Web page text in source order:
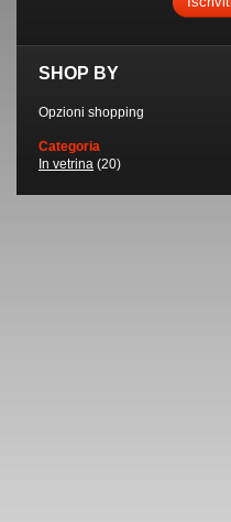
SHOP BY
Opzioni shopping
Categoria
In vetrina (20)